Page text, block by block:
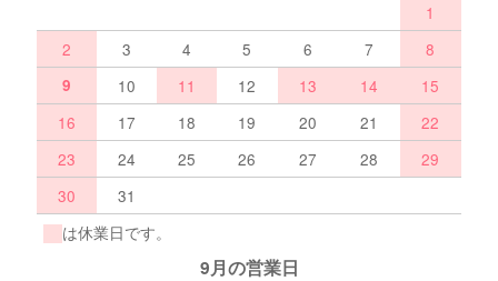
1
2
3 4 5 6 7 8
9 10 11 12 13 14
15
16
17 18 19 20 21
22
23
24 25 26 27 28
29
30
31
は休業日です。
9月の営業日